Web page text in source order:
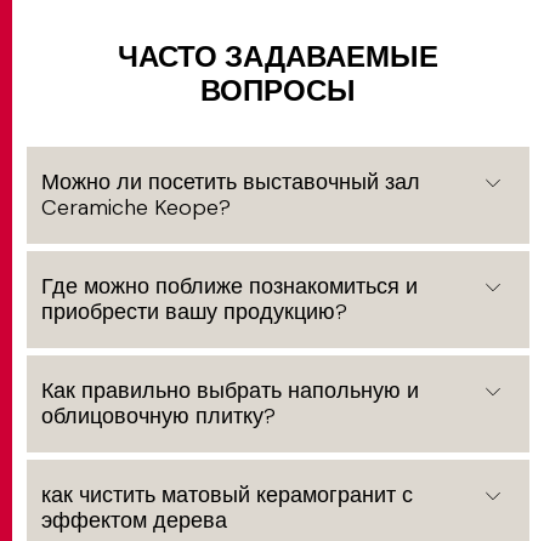
ЧАСТО ЗАДАВАЕМЫЕ
ВОПРОСЫ
Можно ли посетить выставочный зал
Ceramiche Keope?
Где можно поближе познакомиться и
приобрести вашу продукцию?
Как правильно выбрать напольную и
облицовочную плитку?
как чистить матовый керамогранит с
эффектом дерева